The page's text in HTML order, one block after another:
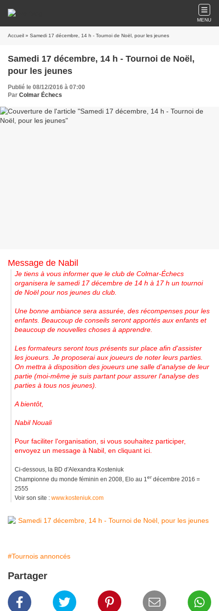
MENU
Accueil » Samedi 17 décembre, 14 h - Tournoi de Noël, pour les jeunes
Samedi 17 décembre, 14 h - Tournoi de Noël,
pour les jeunes
Publié le 08/12/2016 à 07:00
Par Colmar Échecs
Message de Nabil
Je tiens à vous informer que le club de Colmar-Échecs
organisera le samedi 17 décembre de 14 h à 17 h un tournoi
de Noël pour nos jeunes du club.
Une bonne ambiance sera assurée, des récompenses pour les
enfants. Beaucoup de conseils seront apportés aux enfants et
beaucoup de nouvelles choses à apprendre.
Les formateurs seront tous présents sur place afin d'assister
les joueurs. Je proposerai aux joueurs de noter leurs parties.
On mettra à disposition des joueurs une salle d'analyse de leur
partie (moi-même je suis partant pour assurer l'analyse des
parties à tous nos jeunes).
A bientôt,
Nabil Nouali
Pour faciliter l'organisation, si vous souhaitez participer,
envoyezun message à Nabil, en cliquant ici
Ci-dessous, la BD d'Alexandra Kosteniuk
Championne du monde féminin en 2008, Elo au 1er décembre 2016 =
2555
Voir son site :www.kosteniuk.com
#Tournois annoncés
Partager